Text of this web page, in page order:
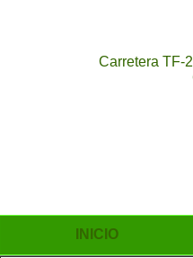
Carretera TF-
INICIO